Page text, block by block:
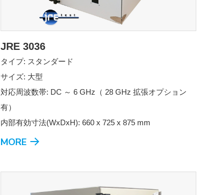
JRE 3036
タイプ: スタンダード
サイズ: 大型
対応周波数帯: DC ～ 6 GHz（ 28 GHz 拡張オプション
有）
内部有効寸法(WxDxH): 660 x 725 x 875 mm
MORE